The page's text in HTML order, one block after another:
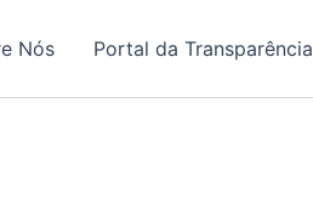
Nós Portal da Transparência